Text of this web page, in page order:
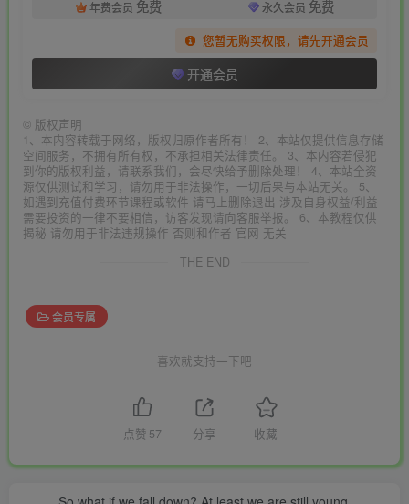
年费会员 免费 永久会员 免费
您暂无购买权限，请先开通会员
开通会员
© 版权声明
1、本内容转载于网络，版权归原作者所有！ 2、本站仅提供信息存储
空间服务，不拥有所有权，不承担相关法律责任。 3、本内容若侵犯
到你的版权利益，请联系我们，会尽快给予删除处理！ 4、本站全资
源仅供测试和学习，请勿用于非法操作，一切后果与本站无关。 5、
如遇到充值付费环节课程或软件 请马上删除退出 涉及自身权益/利益
需要投资的一律不要相信，访客发现请向客服举报。 6、本教程仅供
揭秘 请勿用于非法违规操作 否则和作者 官网 无关
THE END
会员专属
喜欢就支持一下吧
点赞 57 分享 收藏